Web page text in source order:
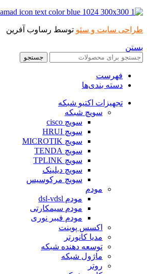
طراحی سایت و سئو توسط رساوب آفرین
بستن
جستجو
فهرست
دسته بندی‌ها
تجهیزات اکتیو شبکه
سویچ شبکه
سویچ cisco
سویچ HRUI
سویچ MICROTIK
سویچ TENDA
سویچ TPLINK
سویچ دیلینک
سویچ مرکوسیس
مودم
مودم dsl-vdsl
مودم سیمکارتی
مودم فیبر نوری
اکسس پوینت
مدیا کانورتر
توسعه دهنده شبکه
ماژول شبکه
روتر